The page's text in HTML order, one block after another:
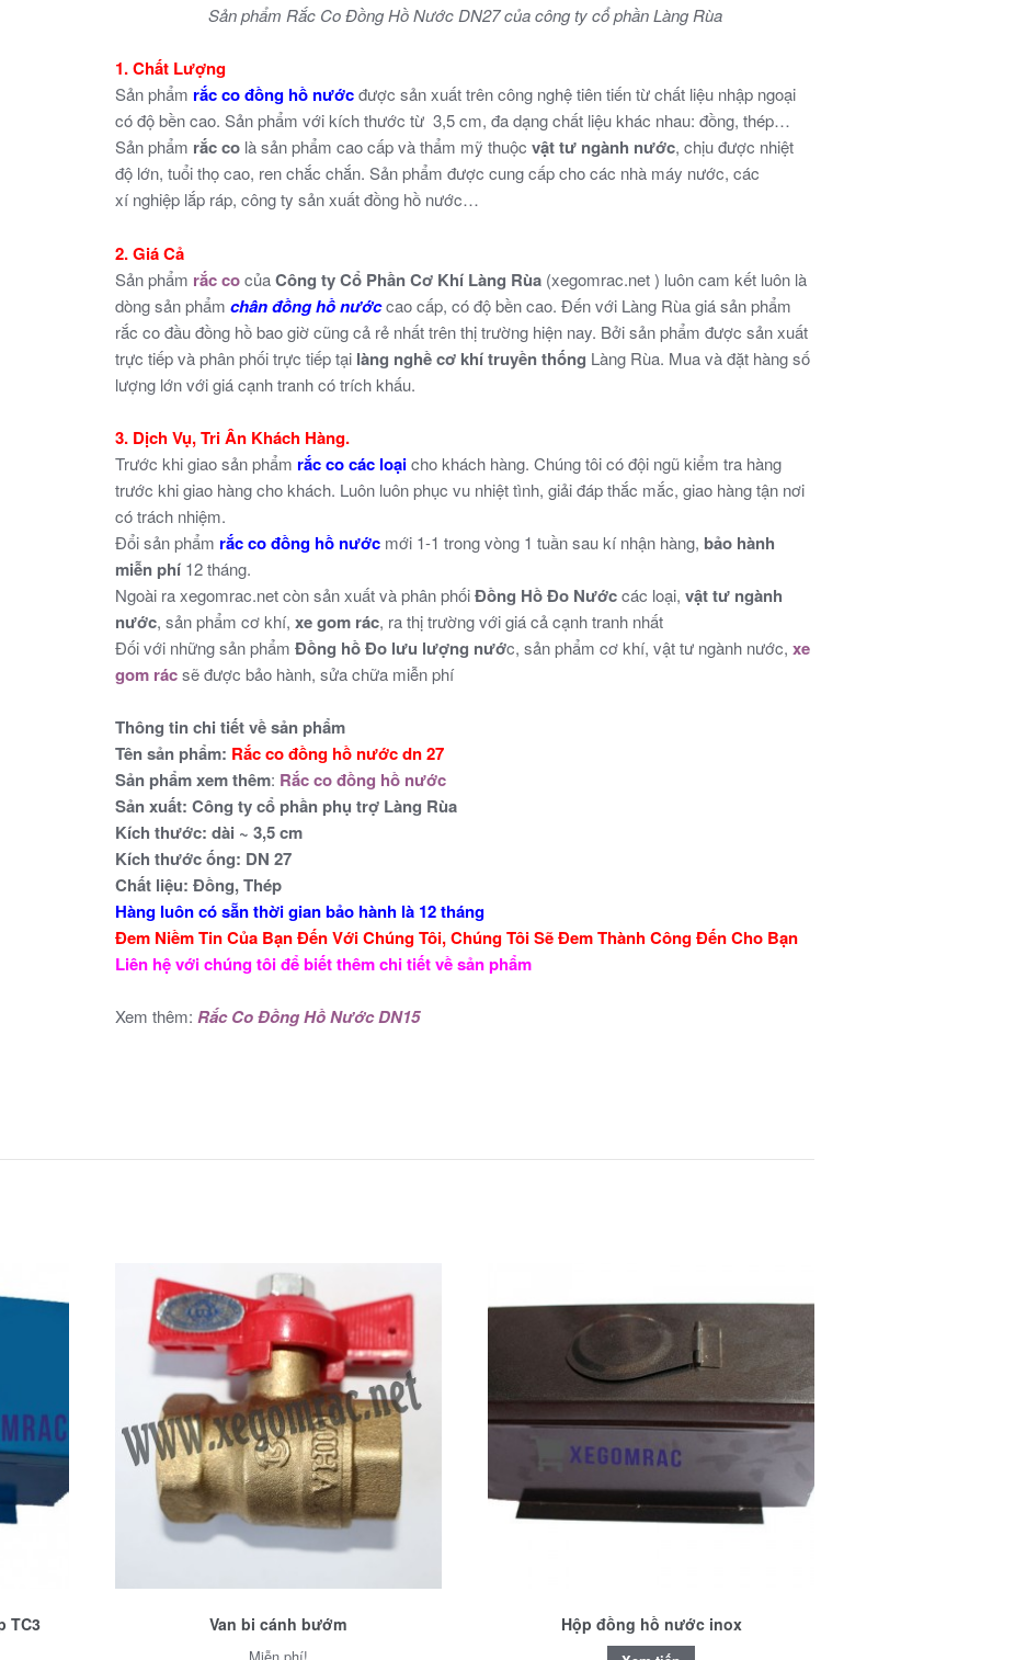
Sản phẩm Rắc Co Đồng Hồ Nước DN27 của công ty cổ phần Làng Rùa
1. Chất Lượng
Sản phẩm rắc co đồng hồ nướcđược sản xuất trên công nghệ tiên tiến từ chất liệu nhập ngoại
có độ bền cao. Sản phẩm với kích thước từ 3,5 cm, đa dạng chất liệu khác nhau: đồng, thép…
Sản phẩm rắc co là sản phẩm cao cấp và thẩm mỹ thuộcvật tư ngành nước, chịu được nhiệt
độ lớn, tuổi thọ cao, ren chắc chắn. Sản phẩm được cung cấp cho các nhà máy nước, các
xí nghiệp lắp ráp, công ty sản xuất đồng hồ nước…
2. Giá Cả
Sản phẩm rắc co củaCông ty Cổ Phần Cơ Khí Làng Rùa (xegomrac.net ) luôn cam kết luôn là
dòng sản phẩm chân đồng hồ nướccao cấp, có độ bền cao. Đến với Làng Rùa giá sản phẩm
rắc co đầu đồng hồ bao giờ cũng cả rẻ nhất trên thị trường hiện nay. Bởi sản phẩm được sản xuất
trực tiếp và phân phối trực tiếp tại làng nghề cơ khí truyền thống Làng Rùa. Mua và đặt hàng số
lượng lớn với giá cạnh tranh có trích khấu.
3. Dịch Vụ, Tri Ân Khách Hàng.
Trước khi giao sản phẩm rắc co các loại cho khách hàng. Chúng tôi có đội ngũ kiểm tra hàng
trước khi giao hàng cho khách. Luôn luôn phục vu nhiệt tình, giải đáp thắc mắc, giao hàng tận nơi
có trách nhiệm.
Đổi sản phẩm rắc co đồng hồ nước mới 1-1 trong vòng 1 tuần sau kí nhận hàng, bảo hành
miễn phí 12 tháng.
Ngoài ra xegomrac.net còn sản xuất và phân phốiĐồng Hồ Đo Nướccác loại,vật tư ngành
nước, sản phẩm cơ khí,xe gom rác, ra thị trường với giá cả cạnh tranh nhất
Đối với những sản phẩmĐồng hồ Đo lưu lượng nước, sản phẩm cơ khí, vật tư ngành nước,xe
gom rácsẽ được bảo hành, sửa chữa miễn phí
Thông tin chi tiết về sản phẩm
Tên sản phẩm: Rắc co đồng hồ nước dn 27
Sản phẩm xem thêm: Rắc co đồng hồ nước
Sản xuất: Công ty cổ phần phụ trợ Làng Rùa
Kích thước: dài ~ 3,5 cm
Kích thước ống: DN 27
Chất liệu: Đồng, Thép
Hàng luôn có sẵn thời gian bảo hành là 12 tháng
Đem Niềm Tin Của Bạn Đến Với Chúng Tôi, Chúng Tôi Sẽ Đem Thành Công Đến Cho Bạn
Liên hệ với chúng tôi để biết thêm chi tiết về sản phẩm
Xem thêm:Rắc Co Đồng Hồ Nước DN15
TC3 Van bi cánh bướm Hộp đồng hồ nước inox